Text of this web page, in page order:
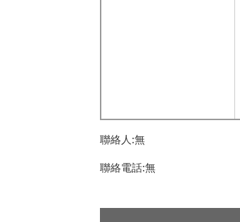
聯絡人:無
聯絡電話:無